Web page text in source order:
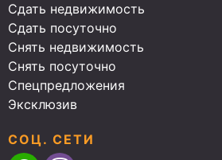
Сдать недвижимость
Сдать посуточно
Снять недвижимость
Снять посуточно
Спецпредложения
Эксклюзив
СОЦ. СЕТИ